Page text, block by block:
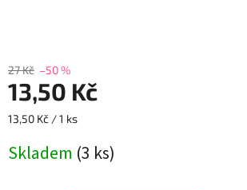
27 Kč –50 %
13,50 Kč
Měrná
13,50 Kč / 1 ks
Skladem (3 ks)